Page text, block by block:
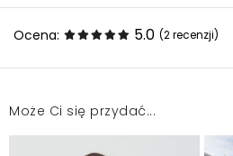
Ocena: 5.0 (2recenzji)
Pasuje wszystko idealnie,
spodni, trochę prześwitują na
Może Ci się przydać...